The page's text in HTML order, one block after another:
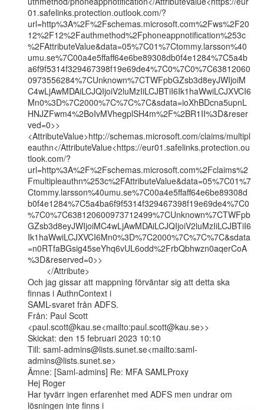
01.safelinks.protection.outlook.com/?
url=http%3A%2F%2Fschemas.microsoft.com%2Fws%2F20
12%2F12%2Fauthmethod%2Fphoneappnotification%253c
%2FAttributeValue&data=05%7C01%7Ctommy.larsson%40
umu.se%7C00a4e5ffaff64e6be89308db0f4e1284%7C5a4b
a6f9f5314f329467398f19e69de4%7C0%7C0%7C63812060
0973556284%7CUnknown%7CTWFpbGZsb3d8eyJWIjoiM
C4wLjAwMDAiLCJQIjoiV2luMzIiLCJBTiI6Ik1haWwiLCJXVCI6
Mn0%3D%7C2000%7C%7C%7C&sdata=ioXhBDcna5upnL
HNJZFwm4%2BoIvMVhegplSH4m%2F%2BR1II%3D&reser
ved=0>>
<AttributeValue>http://schemas.microsoft.com/claims/multipl
eauthn</AttributeValue<https://eur01.safelinks.protection.ou
tlook.com/?
url=http%3A%2F%2Fschemas.microsoft.com%2Fclaims%2
Fmultipleauthn%253c%2FAttributeValue&data=05%7C01%7
Ctommy.larsson%40umu.se%7C00a4e5ffaff64e6be89308d
b0f4e1284%7C5a4ba6f9f5314f329467398f19e69de4%7C0
%7C0%7C638120600973712499%7CUnknown%7CTWFpb
GZsb3d8eyJWIjoiMC4wLjAwMDAiLCJQIjoiV2luMzIiLCJBTiI6
Ik1haWwiLCJXVCI6Mn0%3D%7C2000%7C%7C%7C&sdata
=n0RTfaBGsig45seYhq6vUL6odd%2FrbQbhwzn0aqerCoA
%3D&reserved=0>>
Och jag gissar att mappning förväntar sig att detta ska
finnas i AuthnContext i
SAML-svaret från ADFS.
Från: Paul Scott
<paul.scott@kau.se<mailto:paul.scott@kau.se>>
Skickat: den 15 februari 2023 10:10
Till: saml-admins@lists.sunet.se<mailto:saml-
admins@lists.sunet.se>
Ämne: [Saml-admins] Re: MFA SAMLProxy
Hej Roger
Har tyvärr ingen erfarenhet med ADFS men undrar om